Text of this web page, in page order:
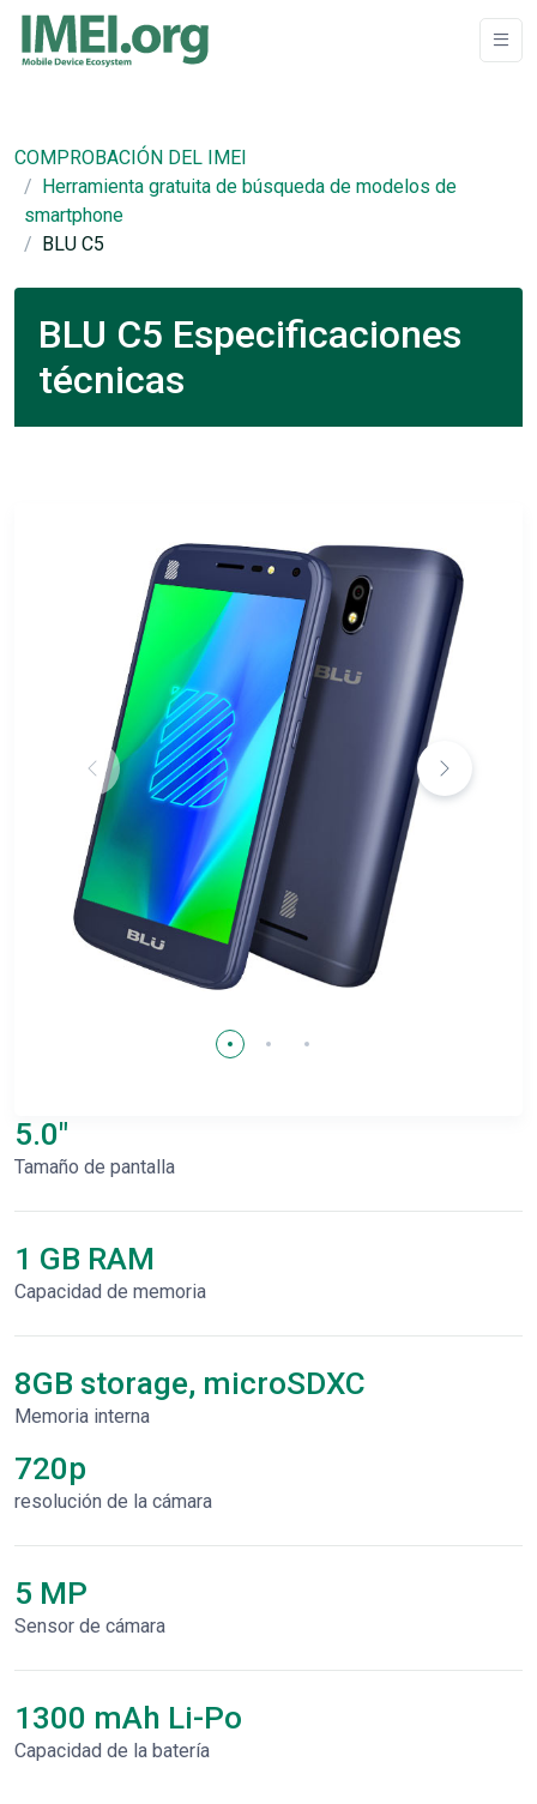
COMPROBACIÓN DEL IMEI
Herramienta gratuita de búsqueda de modelos de
smartphone
BLU C5
BLU C5 Especificaciones
técnicas
5.0"
Tamaño de pantalla
1 GB RAM
Capacidad de memoria
8GB storage, microSDXC
Memoria interna
720p
resolución de la cámara
5 MP
Sensor de cámara
1300 mAh Li-Po
Capacidad de la batería